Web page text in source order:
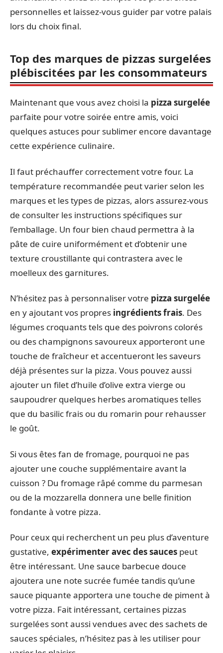
personnelles et laissez-vous guider par votre palais
lors du choix final.
Top des marques de pizzas surgelées
plébiscitées par les consommateurs
Maintenant que vous avez choisi la pizza surgelée
parfaite pour votre soirée entre amis, voici
quelques astuces pour sublimer encore davantage
cette expérience culinaire.
Il faut préchauffer correctement votre four. La
température recommandée peut varier selon les
marques et les types de pizzas, alors assurez-vous
de consulter les instructions spécifiques sur
l’emballage. Un four bien chaud permettra à la
pâte de cuire uniformément et d’obtenir une
texture croustillante qui contrastera avec le
moelleux des garnitures.
N’hésitez pas à personnaliser votre pizza surgelée
en y ajoutant vos propres ingrédients frais. Des
légumes croquants tels que des poivrons colorés
ou des champignons savoureux apporteront une
touche de fraîcheur et accentueront les saveurs
déjà présentes sur la pizza. Vous pouvez aussi
ajouter un filet d’huile d’olive extra vierge ou
saupoudrer quelques herbes aromatiques telles
que du basilic frais ou du romarin pour rehausser
le goût.
Si vous êtes fan de fromage, pourquoi ne pas
ajouter une couche supplémentaire avant la
cuisson ? Du fromage râpé comme du parmesan
ou de la mozzarella donnera une belle finition
fondante à votre pizza.
Pour ceux qui recherchent un peu plus d’aventure
gustative, expérimenter avec des sauces peut
être intéressant. Une sauce barbecue douce
ajoutera une note sucrée fumée tandis qu’une
sauce piquante apportera une touche de piment à
votre pizza. Fait intéressant, certaines pizzas
surgelées sont aussi vendues avec des sachets de
sauces spéciales, n’hésitez pas à les utiliser pour